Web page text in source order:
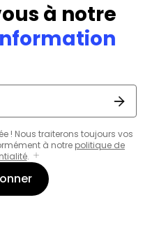
à notre
! Nous traiterons toujours vos
à notre politique de
.